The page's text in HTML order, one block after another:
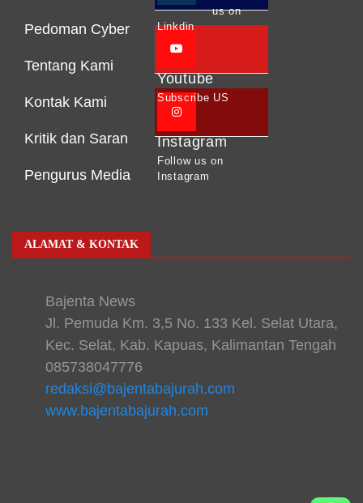
Pedoman Cyber
Tentang Kami
Kontak Kami
Kritik dan Saran
Pengurus Media
us on
Linkdin
Youtube
Subscribe US
Instagram
Follow us on
Instagram
ALAMAT & KONTAK
Bajenta News
Jl. Pemuda Km. 3,5 No. 133 Kel. Selat Utara,
Kec. Selat, Kab. Kapuas, Kalimantan Tengah
085738047776
redaksi@bajentabajurah.com
www.bajentabajurah.com